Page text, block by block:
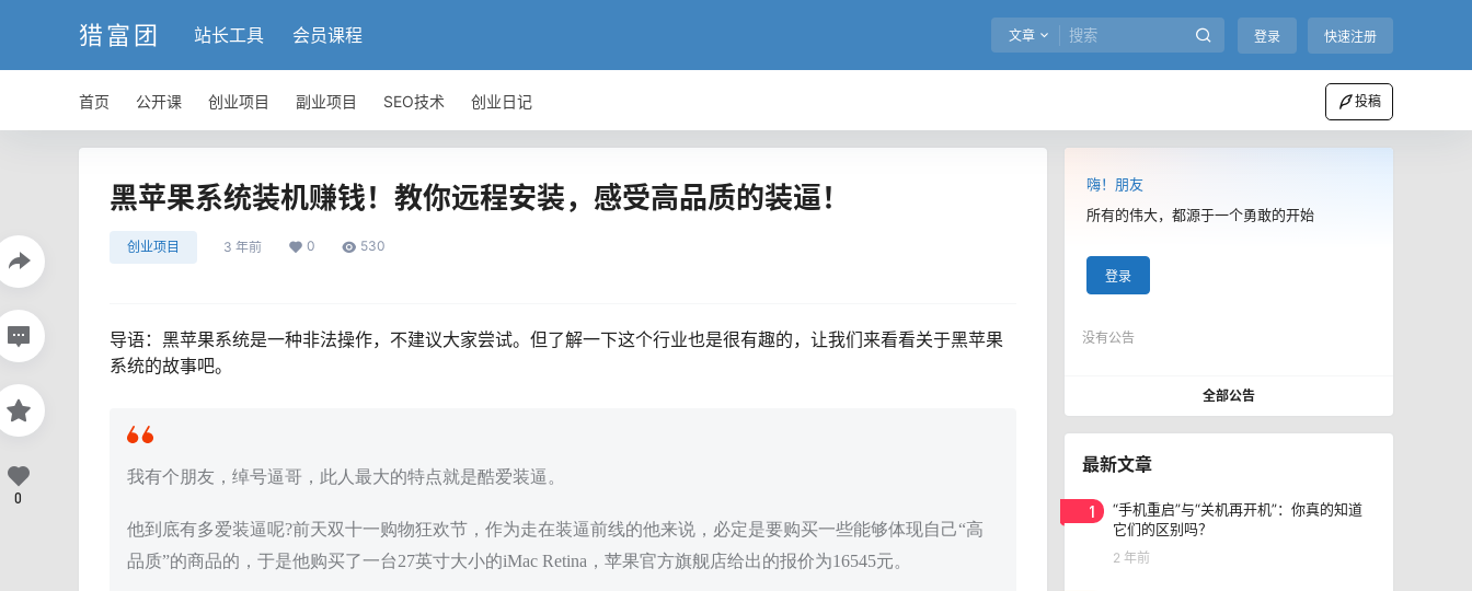
猎富团 站长工具 会员课程 文章 登录 快速注册
首页 公开课 创业项目 副业项目 SEO技术 创业日记 投稿
黑苹果系统装机赚钱！教你远程安装，感受高品质的装逼！
创业项目 3 年前 0 530
导语：黑苹果系统是一种非法操作，不建议大家尝试。但了解一下这个行业也是很有趣的，让我们来看看关于黑苹果
系统的故事吧。
我有个朋友，绰号逼哥，此人最大的特点就是酷爱装逼。
他到底有多爱装逼呢?前天双十一购物狂欢节，作为走在装逼前线的他来说，必定是要购买一些能够体现自己“高
品质”的商品的，于是他购买了一台27英寸大小的iMac Retina，苹果官方旗舰店给出的报价为16545元。
0
嗨！朋友
所有的伟大，都源于一个勇敢的开始
登录
没有公告
全部公告
最新文章
1
“手机重启”与“关机再开机”：你真的知道
它们的区别吗？
2 年前